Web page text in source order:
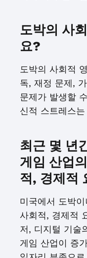
도박의 사
요?
도박의 사회적
독, 재정 문제,
문제가 발생할
신적 스트레스
최근 몇 년
게임 산업
적, 경제적
미국에서 도박
사회적, 경제적
저, 디지털 기술
게임 산업이 증